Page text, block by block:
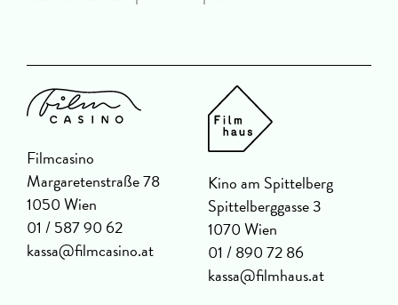
Filmcasino
Margaretenstraße 78
1050 Wien
01 / 587 90 62
kassa@filmcasino.at
Kino am Spittelberg
Spittelberggasse 3
1070 Wien
01 / 890 72 86
kassa@filmhaus.at